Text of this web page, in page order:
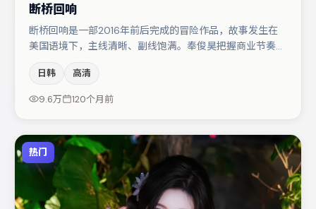
断桥回响
断桥回响是一部2016年前后完成的冒险作品，故事发生在
美国语境下，主线清晰、副线饱满。奉俊昊把握商业节奏的
与周迅的对手戏构成全片情感锚点，李光洁则以细节塑造推
动谜题层层揭开。节奏紧凑、反转有度，值得列入片单。
日韩 高清
9.6万 120个月前
热门